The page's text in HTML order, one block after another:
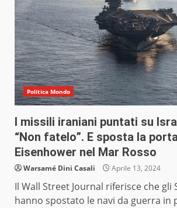
Politica Mondo
I missili iraniani puntati su
“Non fatelo”. E sposta la
Eisenhower nel Mar Rosso
Warsamé Dini Casali Aprile 13, 2024
Il Wall Street Journal riferisce che gli
hanno spostato le navi da guerra in